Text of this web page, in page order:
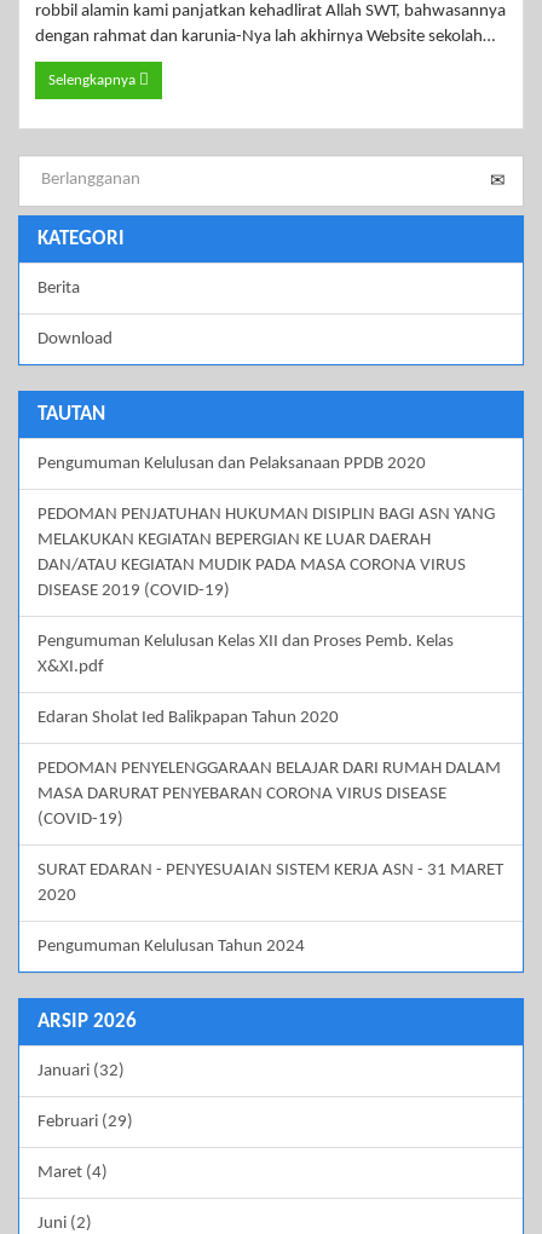
robbil alamin kami panjatkan kehadlirat Allah SWT, bahwasannya
dengan rahmat dan karunia-Nya lah akhirnya Website sekolah…
Selengkapnya
KATEGORI
Berita
Download
TAUTAN
Pengumuman Kelulusan dan Pelaksanaan PPDB 2020
PEDOMAN PENJATUHAN HUKUMAN DISIPLIN BAGI ASN YANG
MELAKUKAN KEGIATAN BEPERGIAN KE LUAR DAERAH
DAN/ATAU KEGIATAN MUDIK PADA MASA CORONA VIRUS
DISEASE 2019 (COVID-19)
Pengumuman Kelulusan Kelas XII dan Proses Pemb. Kelas
X&XI.pdf
Edaran Sholat Ied Balikpapan Tahun 2020
PEDOMAN PENYELENGGARAAN BELAJAR DARI RUMAH DALAM
MASA DARURAT PENYEBARAN CORONA VIRUS DISEASE
(COVID-19)
SURAT EDARAN - PENYESUAIAN SISTEM KERJA ASN - 31 MARET
2020
Pengumuman Kelulusan Tahun 2024
ARSIP 2026
Januari (32)
Februari (29)
Maret (4)
Juni (2)